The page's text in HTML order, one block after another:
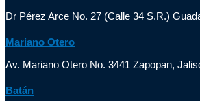
Dr Pérez Arce No. 27 (Calle 34 S.R.)
Mariano Otero
Av. Mariano Otero No. 3441 Zapopan,
Batán